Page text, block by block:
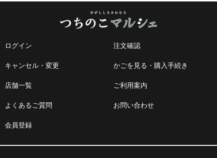
ログイン 注文確認
キャンセル・変更 かごを見る・購入手続き
店舗一覧 ご利用案内
よくあるご質問 お問い合わせ
会員登録